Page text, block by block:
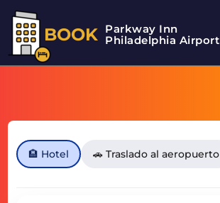
BOOK Parkway Inn
Philadelphia Airport
🏨 Hotel 🚗 Traslado al aeropuerto